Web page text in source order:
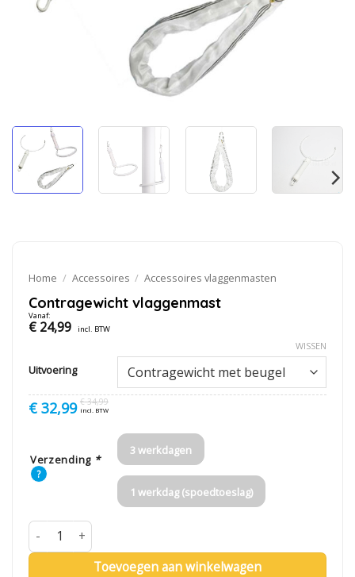
Home / Accessoires / Accessoires vlaggenmasten
Contragewicht vlaggenmast
Vanaf:
€24,99 incl. BTW
Uitvoering
WISSEN
€34,99
Oorspronkelijke
prijs
€32,99Huidige
prijs
incl. BTW
Verzending *
?
3 werkdagen
1 werkdag (spoedtoeslag)
Contragewicht vlaggenmast aantal
Toevoegen aan winkelwagen